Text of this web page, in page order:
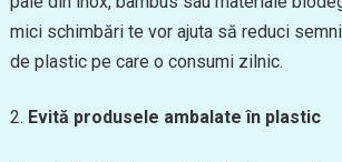
mici schimbări te vor ajuta să reduci
de plastic pe care o consumi zilnic.
Evită produsele ambalate în plastic